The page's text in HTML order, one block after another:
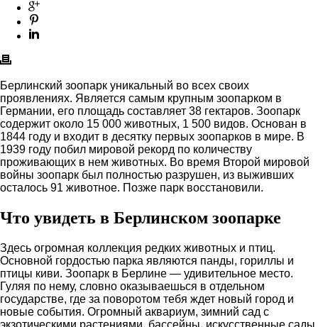
Берлинский зоопарк уникальный во всех своих
проявлениях. Является самым крупным зоопарком в
Германии, его площадь составляет 38 гектаров. Зоопарк
содержит около 15 000 животных, 1 500 видов. Основан в
1844 году и входит в десятку первых зоопарков в мире. В
1939 году побил мировой рекорд по количеству
проживающих в нем животных. Во время Второй мировой
войны зоопарк был полностью разрушен, из выживших
осталось 91 животное. Позже парк восстановили.
Что увидеть в Берлинском зоопарке
Здесь огромная коллекция редких животных и птиц.
Основной гордостью парка являются панды, гориллы и
птицы киви. Зоопарк в Берлине — удивительное место.
Гуляя по нему, словно оказываешься в отдельном
государстве, где за поворотом тебя ждет новый город и
новые события. Огромный аквариум, зимний сад с
экзотическими растениями, бассейны, искусственные сады